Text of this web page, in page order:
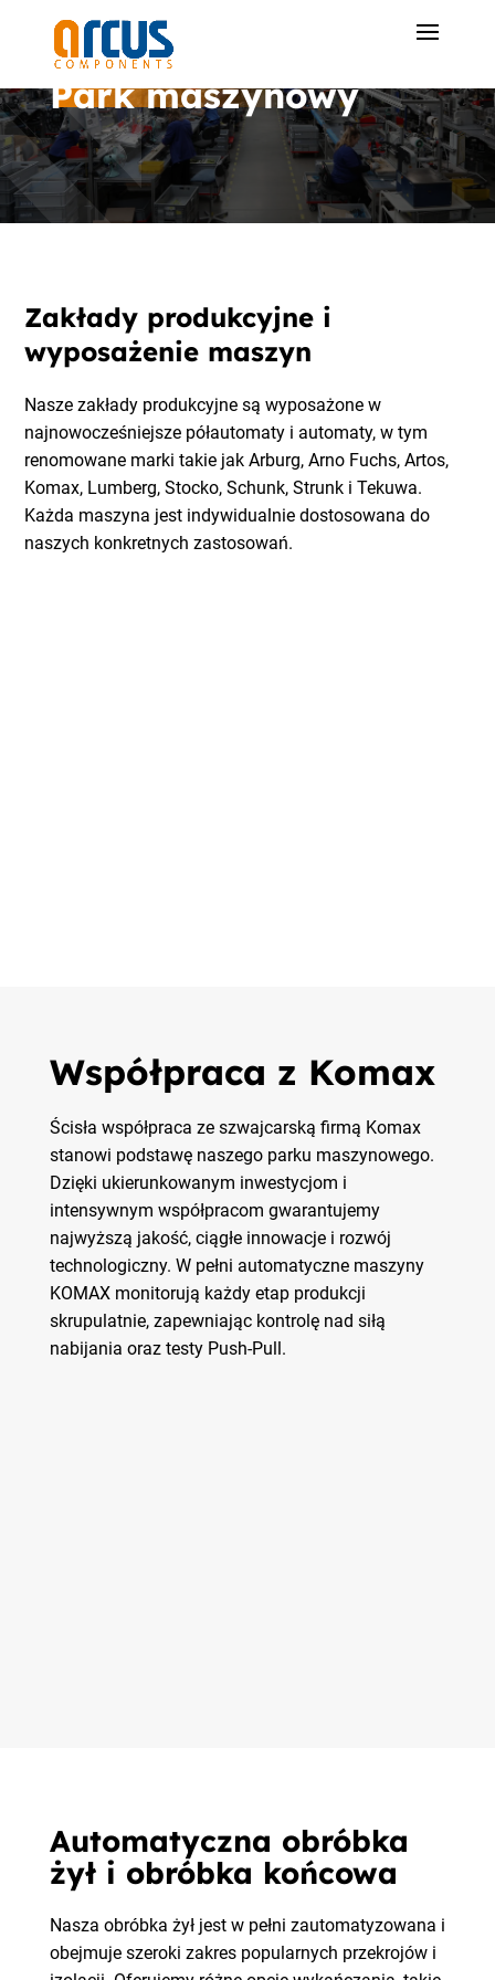
Park maszynowy
Zakłady produkcyjne i
wyposażenie maszyn
Nasze zakłady produkcyjne są wyposażone w
najnowocześniejsze półautomaty i automaty, w tym
renomowane marki takie jak Arburg, Arno Fuchs, Artos,
Komax, Lumberg, Stocko, Schunk, Strunk i Tekuwa.
Każda maszyna jest indywidualnie dostosowana do
naszych konkretnych zastosowań.
Współpraca z Komax
Ścisła współpraca ze szwajcarską firmą Komax
stanowi podstawę naszego parku maszynowego.
Dzięki ukierunkowanym inwestycjom i
intensywnym współpracom gwarantujemy
najwyższą jakość, ciągłe innowacje i rozwój
technologiczny. W pełni automatyczne maszyny
KOMAX monitorują każdy etap produkcji
skrupulatnie, zapewniając kontrolę nad siłą
nabijania oraz testy Push-Pull.
Automatyczna obróbka
żył i obróbka końcowa
Nasza obróbka żył jest w pełni zautomatyzowana i
obejmuje szeroki zakres popularnych przekrojów i